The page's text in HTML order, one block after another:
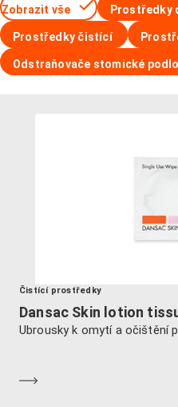
Zobrazit vše Prostředky
Prostředky čistící
Odstraňovače stomické
Čistící prostředky
Dansac Skin lotion
Ubrousky k omytí a očištění